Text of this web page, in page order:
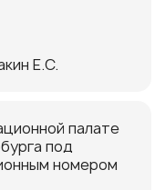
E.C.
палате
под
номером